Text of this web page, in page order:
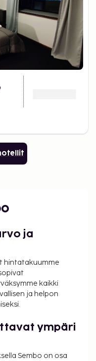
ja
hintatakuumme
kaikki
ja helpon
ympäri
Sembo on osa